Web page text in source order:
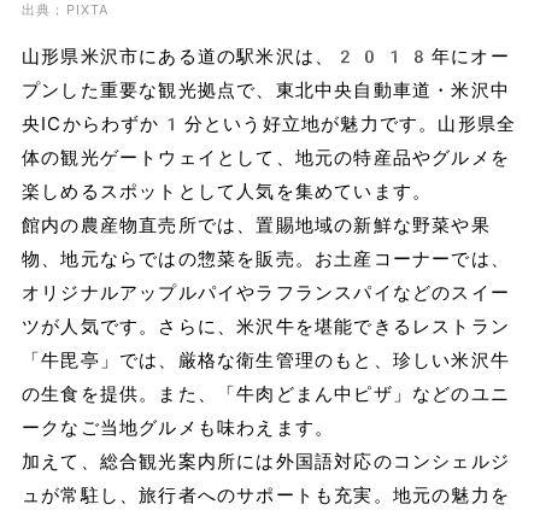
出典；PIXTA
山形県米沢市にある道の駅米沢は、2018年にオー
プンした重要な観光拠点で、東北中央自動車道・米沢中
央ICからわずか1分という好立地が魅力です。山形県全
体の観光ゲートウェイとして、地元の特産品やグルメを
楽しめるスポットとして人気を集めています。
館内の農産物直売所では、置賜地域の新鮮な野菜や果
物、地元ならではの惣菜を販売。お土産コーナーでは、
オリジナルアップルパイやラフランスパイなどのスイー
ツが人気です。さらに、米沢牛を堪能できるレストラン
「牛毘亭」では、厳格な衛生管理のもと、珍しい米沢牛
の生食を提供。また、「牛肉どまん中ピザ」などのユニ
ークなご当地グルメも味わえます。
加えて、総合観光案内所には外国語対応のコンシェルジ
ュが常駐し、旅行者へのサポートも充実。地元の魅力を